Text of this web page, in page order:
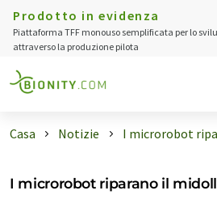
Prodotto in evidenza
Piattaforma TFF monouso semplificata per lo
attraverso la produzione pilota
Casa Notizie I microrobot
I microrobot riparano il